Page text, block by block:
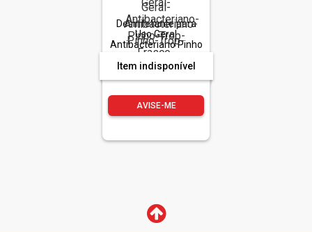
Desinfetante para
Uso Geral
Antibacteriano Pinho
Trop Frasco 500ml
Item indisponível
AVISE-ME